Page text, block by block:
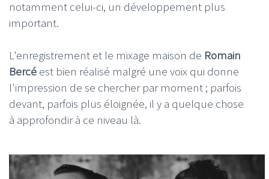
notamment celui-ci, un développement plus
important.
L'enregistrement et le mixage maison de Romain
Bercé est bien réalisé malgré une voix qui donne
l'impression de se chercher par moment ; parfois
devant, parfois plus éloignée, il y a quelque chose
à approfondir à ce niveau là.